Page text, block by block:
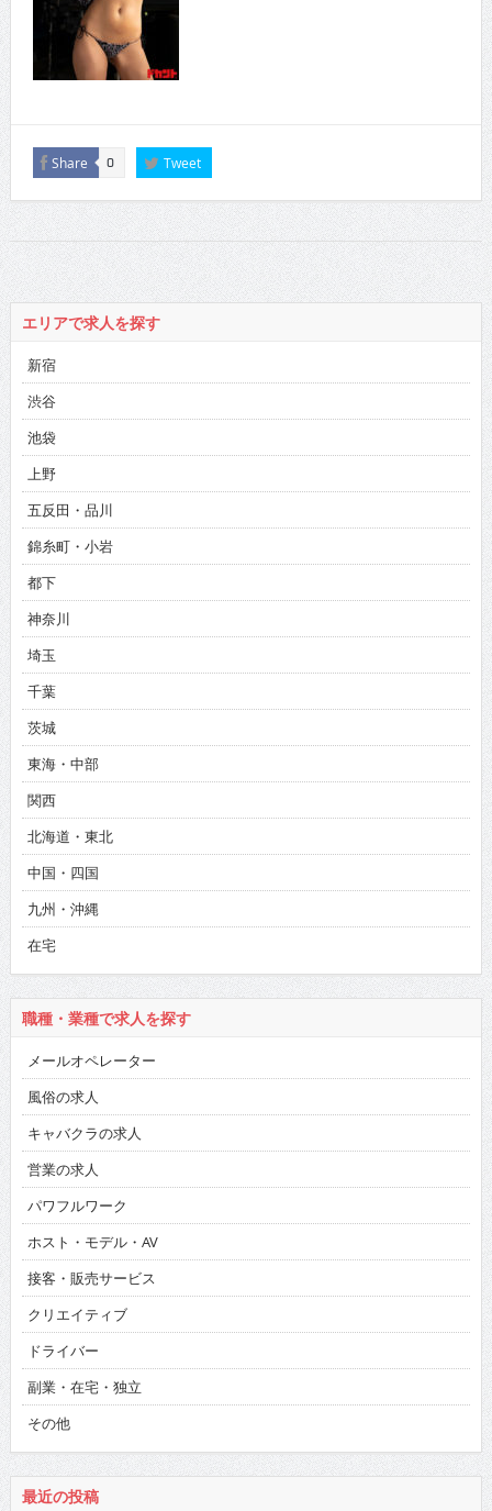
Share 0 Tweet
エリアで求人を探す
新宿
渋谷
池袋
上野
五反田・品川
錦糸町・小岩
都下
神奈川
埼玉
千葉
茨城
東海・中部
関西
北海道・東北
中国・四国
九州・沖縄
在宅
職種・業種で求人を探す
メールオペレーター
風俗の求人
キャバクラの求人
営業の求人
パワフルワーク
ホスト・モデル・AV
接客・販売サービス
クリエイティブ
ドライバー
副業・在宅・独立
その他
最近の投稿